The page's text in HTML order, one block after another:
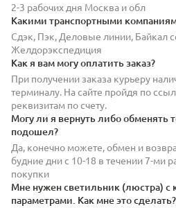
2-3 рабочих дня Москва и обл
Какими транспортными
Сдэк, Пэк, Деловые линии, Байкал
Желдорэкспедиция
Как я вам могу оплатить заказ?
При получении заказа курьеру
терминалу. На сайте пройдя по
реквизитам по счету.
Могу ли я вернуть либо обменять
подошел?
Да, конечно можете, обмен и
будние дни с 10-18 в течении 7-ми
покупки
Мне нужен светильник (люстра) с
параметрами. Как мне это сделать?